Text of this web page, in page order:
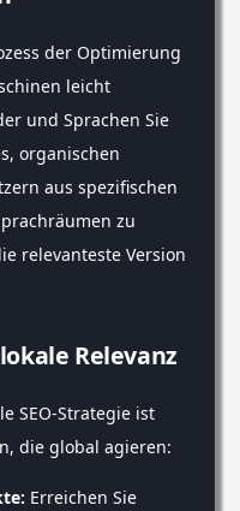
der Optimierung
leicht
und Sprachen Sie
organischen
aus spezifischen
zu
relevanteste Version
Relevanz
SEO-Strategie ist
die global agieren:
Erreichen Sie